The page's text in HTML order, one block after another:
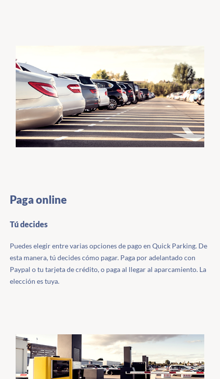
Paga online
Tú decides
Puedes elegir entre varias opciones de pago en Quick Parking. De
esta manera, tú decides cómo pagar. Paga por adelantado con
Paypal o tu tarjeta de crédito, o paga al llegar al aparcamiento. La
elección es tuya.